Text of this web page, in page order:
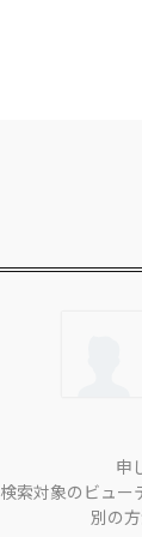
申
検索対象のビュー
別の